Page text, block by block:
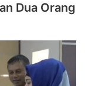
Dua Orang